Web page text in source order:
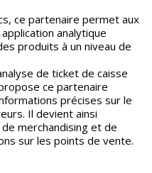
ce partenaire permet aux
analytique
produits à un niveau de
de ticket de caisse
ce partenaire
précises sur le
Il devient ainsi
merchandising et de
sur les points de vente.